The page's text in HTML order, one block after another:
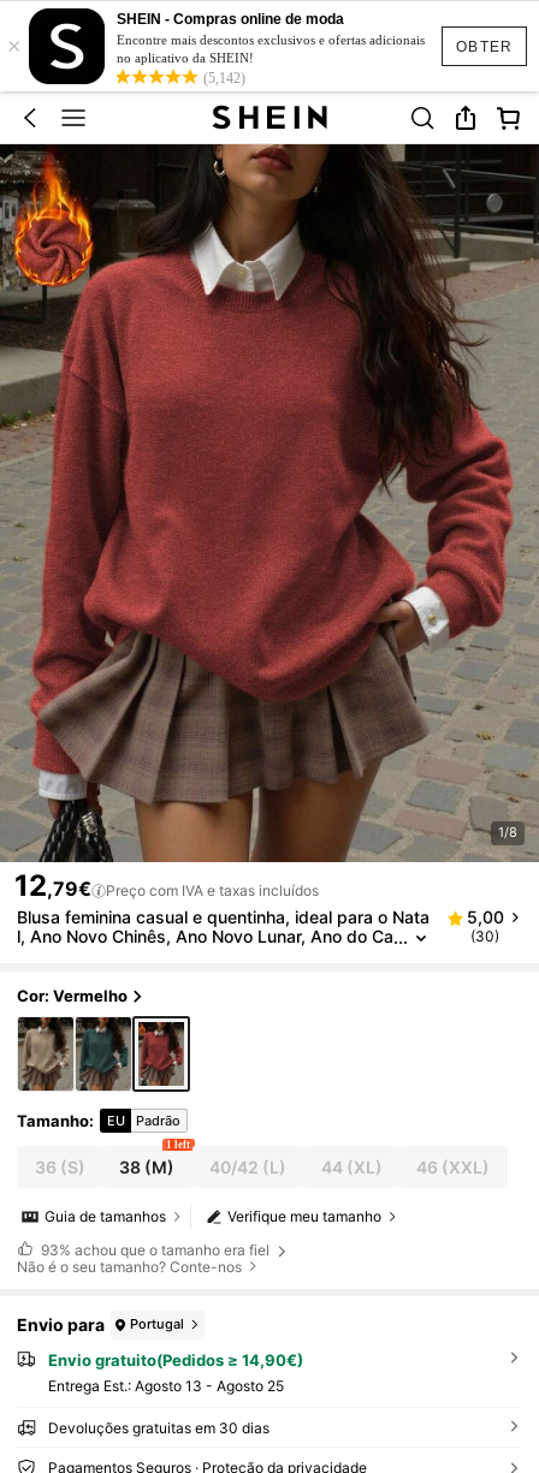
OBTER
×
SHEIN - Compras online de moda
Encontre mais descontos exclusivos e ofertas adicionais
no aplicativo da SHEIN!
(5,142)
1/8
12,79€ Preço com IVA e taxas incluídos
Blusa feminina casual e quentinha, ideal para o Nata
l, Ano Novo Chinês, Ano Novo Lunar, Ano do Ca
5,00
(30)
Cor: Vermelho
Tamanho: EU Padrão
36 (S) 38 (M)
1 left
40/42 (L) 44(XL) 46 (XXL)
Verifique meu tamanho
Guia de tamanhos
93% achou que o tamanho era fiel
Não é o seu tamanho? Conte-nos
Envio para Portugal
Envio gratuito(Pedidos ≥ 14,90€)
Entrega Est.: Agosto 13 - Agosto 25
Devoluções gratuitas em 30 dias
Pagamentos Seguros · Proteção da privacidade